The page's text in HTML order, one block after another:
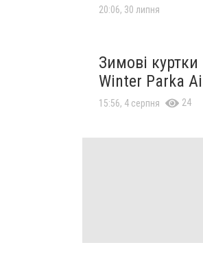
20:06, 30 липня
Зимові
Winter Parka
15:56, 4 серпня 24